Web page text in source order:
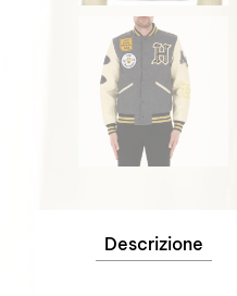
Descrizione